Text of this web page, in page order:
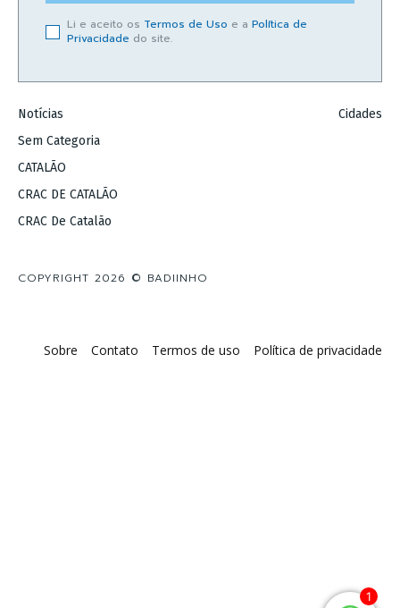
Li e aceito os Termos de Uso e a Política de
Privacidade do site.
Notícias
Sem Categoria
CATALÃO
CRAC DE CATALÃO
CRAC De Catalão
Cidades
COPYRIGHT 2026 © BADIINHO
Sobre Contato Termos de uso Política de privacidade
1